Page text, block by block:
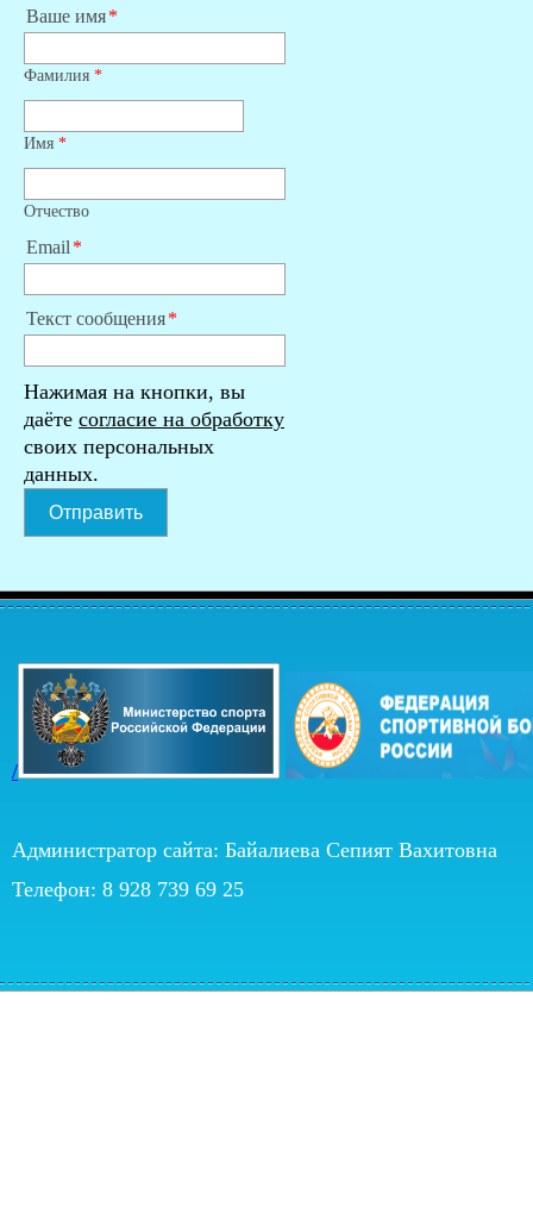
Ваше имя
Фамилия *
Имя *
Отчество
Email
Текст сообщения
Нажимая на кнопки, вы
даёте согласие на обработку
своих персональных
данных.
Отправить
/
Администратор сайта: Байалиева Сепият Вахитовна
Телефон: 8 928 739 69 25